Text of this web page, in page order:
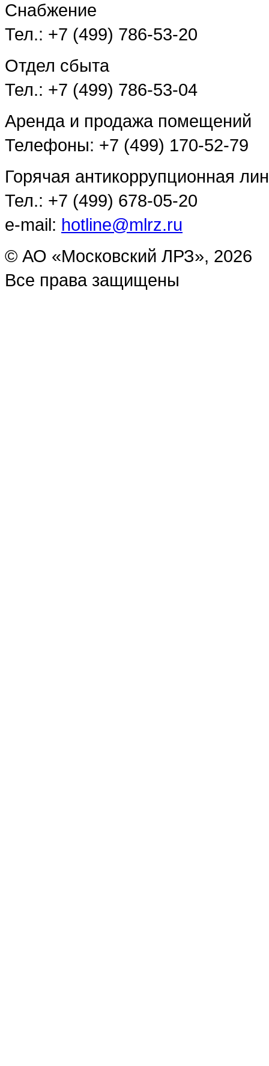
Снабжение
Тел.: +7 (499) 786-53-20
Отдел сбыта
Тел.: +7 (499) 786-53-04
Аренда и продажа помещений
Телефоны: +7 (499) 170-52-79
Горячая антикоррупционная
Тел.: +7 (499) 678-05-20
e-mail: hotline@mlrz.ru
© АО «Московский ЛРЗ», 2026
Все права защищены